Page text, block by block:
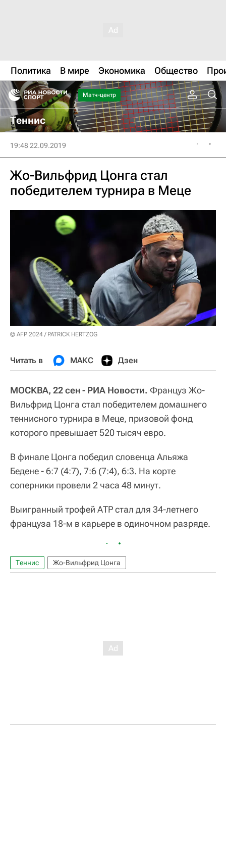
Политика В мире Экономика Общество
Матч-центр
Теннис
19:48 22.09.2019
Жо-Вильфрид Цонга стал
победителем турнира в Меце
© AFP 2024 / PATRICK HERTZOG
Читать в МАКС Дзен
МОСКВА, 22 сен - РИА Новости. Француз Жо-
Вильфрид Цонга стал победителем домашнего
теннисного турнира в Меце, призовой фонд
которого превышает 520 тысяч евро.
В финале Цонга победил словенца Альяжа
Бедене - 6:7 (4:7), 7:6 (7:4), 6:3. На корте
соперники провели 2 часа 48 минут.
Выигранный трофей АТР стал для 34-летнего
француза 18-м в карьере в одиночном разряде.
Теннис Жо-Вильфрид Цонга